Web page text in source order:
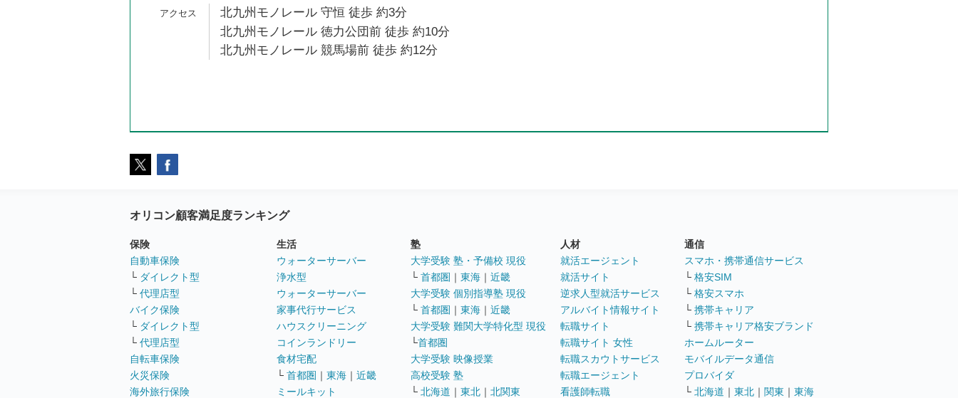
北九州モノレール 守恒 徒歩 約3分
北九州モノレール 徳力公団前 徒歩 約10分
北九州モノレール 競馬場前 徒歩 約12分
オリコン顧客満足度ランキング
保険
自動車保険
└ ダイレクト型
└ 代理店型
バイク保険
└ ダイレクト型
└ 代理店型
自転車保険
火災保険
海外旅行保険
生活
ウォーターサーバー
浄水型
ウォーターサーバー
家事代行サービス
ハウスクリーニング
コインランドリー
食材宅配
└ 首都圏 ｜ 東海 ｜ 近畿
ミールキット
塾
大学受験 塾・予備校 現役
└ 首都圏 ｜ 東海 ｜ 近畿
大学受験 個別指導塾 現役
└ 首都圏 ｜ 東海 ｜ 近畿
大学受験 難関大学特化型 現役
└首都圏
大学受験 映像授業
高校受験 塾
└ 北海道 ｜ 東北 ｜ 北関東
人材
就活エージェント
就活サイト
逆求人型就活サービス
アルバイト情報サイト
転職サイト
転職サイト 女性
転職スカウトサービス
転職エージェント
看護師転職
通信
スマホ・携帯通信サービス
└ 格安SIM
└ 格安スマホ
└ 携帯キャリア
└ 携帯キャリア格安ブランド
ホームルーター
モバイルデータ通信
プロバイダ
└ 北海道 ｜ 東北 ｜ 関東 ｜ 東海